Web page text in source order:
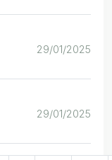
29/01/2025
29/01/2025